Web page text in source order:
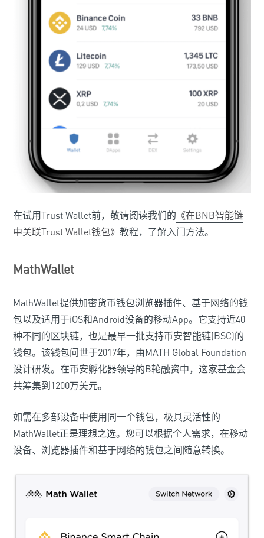
在试用Trust Wallet前，敬请阅读我们的 《在BNB智能链
中关联Trust Wallet钱包》 教程，了解入门方法。
MathWallet
MathWallet提供加密货币钱包浏览器插件、基于网络的钱
包以及适用于iOS和Android设备的移动App。它支持近40
种不同的区块链，也是最早一批支持币安智能链(BSC)的
钱包。该钱包问世于2017年，由MATH Global Foundation
设计研发。在币安孵化器领导的B轮融资中，这家基金会
共筹集到1200万美元。
如需在多部设备中使用同一个钱包，极具灵活性的
MathWallet正是理想之选。您可以根据个人需求，在移动
设备、浏览器插件和基于网络的钱包之间随意转换。